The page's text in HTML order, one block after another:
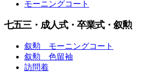
モーニングコート
七五三・成人式・卒業式・叙勲
叙勲 モーニングコート
叙勲 色留袖
訪問着